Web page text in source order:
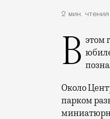
2 мин. чтения
В этом году профессиональный праздник День строителя отмечает 70-летний
Около
парком